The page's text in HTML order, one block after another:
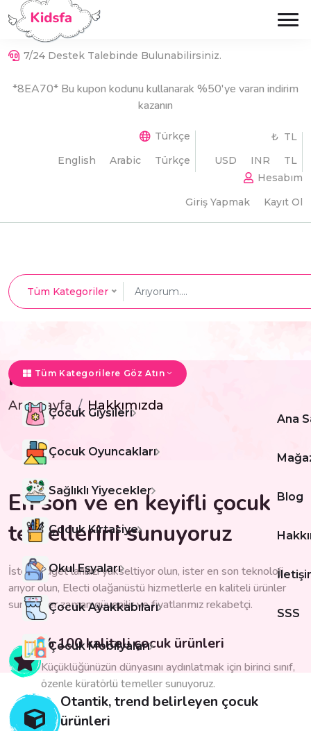
7/24 Destek Talebinde Bulunabilirsiniz.
*8EA70* Bu kupon kodunu kullanarak %50'ye varan indirim
kazanın
Türkçe
English
Arabic Türkçe
₺ TL
USD
INR
TL
Hesabım
Giriş Yapmak
Kayıt Ol
Tüm Kategoriler
Tüm Kategorilere Göz Atın
Çocuk Giysileri
Çocuk Oyuncakları
Sağlıklı Yiyecekler
Çocuk Kırtasiye
Okul Eşyaları
Çocuk Ayakkabıları
Çocuk Mobilyaları
Ana
Blog
SSS
Hakkımızda
Ana Sayfa Hakkımızda
En son ve en keyifli çocuk
temellerini sunuyoruz
İster gadget'larınızı yükseltiyor olun, ister en son teknoloji
arıyor olun, Electi olağanüstü hizmetlerle en kaliteli ürünler
sunar. Her zaman güvenilir ve fiyatlarımız rekabetçi.
% 100 kaliteli çocuk ürünleri
Küçüklüğünüzün dünyasını aydınlatmak için birinci sınıf,
özenle küratörlü temeller sunuyoruz.
Otantik, trend belirleyen çocuk
ürünleri